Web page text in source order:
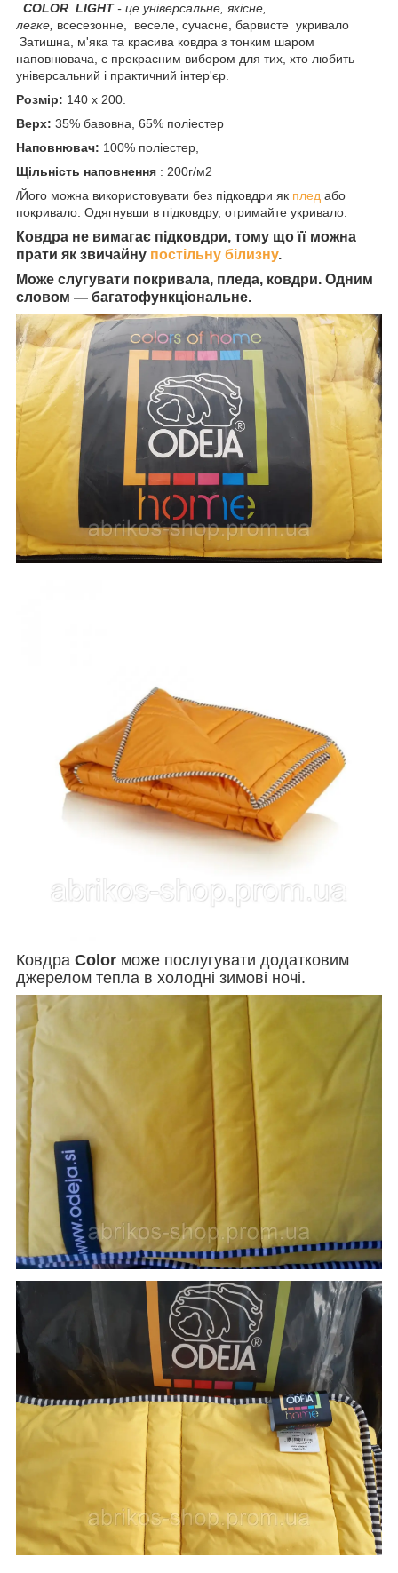
COLOR LIGHT- це універсальне, якісне,
легке, всесезонне, веселе, сучасне, барвисте укривало
Затишна, м'яка та красива ковдра з тонким шаром
наповнювача, є прекрасним вибором для тих, хто любить
універсальний і практичний інтер'єр.
Розмір: 140 х 200.
Верх: 35% бавовна, 65% поліестер
Наповнювач: 100% поліестер,
Щільність наповнення : 200г/м2
/Його можна використовувати без підковдри як плед або
покривало. Одягнувши в підковдру, отримайте укривало.
Ковдра не вимагає підковдри, тому що її можна
прати як звичайну постільну білизну.
Може слугувати покривала, пледа, ковдри. Одним
словом — багатофункціональне.
Ковдра Color може послугувати додатковим
джерелом тепла в холодні зимові ночі.